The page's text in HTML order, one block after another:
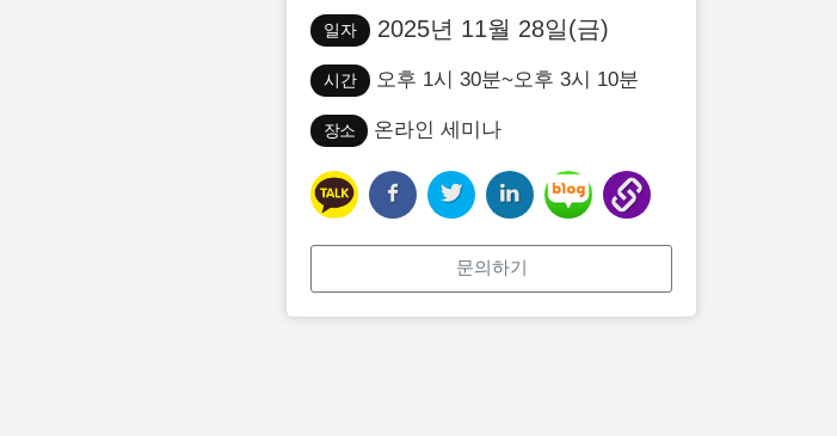
일자 2025년 11월 28일(금)
시간 오후 1시 30분~오후 3시 10분
장소 온라인 세미나
문의하기